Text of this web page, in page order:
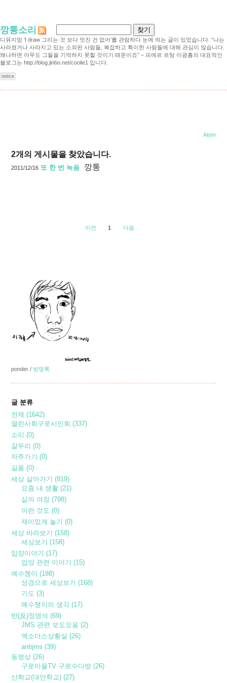
깡통소리
디뮤지엄 ‘I draw 그리는 것 보다 멋진 건 없어’를 관람하다 눈에 띄는 글이 있었습니다. “나는
사라졌거나 사라지고 있는 소외된 사람들, 복잡하고 특이한 사람들에 대해 관심이 많습니다.
왜냐하면 아무도 그들을 기억하지 못할 것이기 때문이죠” – 피에르 르탕 이광흠의 대표적인
블로그는 http://blog.jinbo.net/coolie1 입니다.
notice
Atom
2개의 게시물을 찾았습니다.
2011/12/16 또 한 번 녹음 깡통
이전 1 다음
ponder / 방명록
글 분류
전체(1642)
열린사회구로시민회(337)
소리(0)
갈무리(0)
자주가기(0)
길품(0)
세상 살아가기(819)
요즘 내 생활(21)
삶의 여정(798)
이런 것도(0)
재미있게 놀기(0)
세상 바라보기(158)
세상보기(158)
입양이야기(17)
입양 관련 이야기(15)
예수쟁이(188)
성경으로 세상보기(168)
기도(3)
예수쟁이의 생각(17)
반(反)정명석(69)
JMS 관련 보도모음(2)
엑소더스상황실(26)
antijms(39)
동영상(26)
구로마을TV 구로수다방(26)
산학교(대안학교)(27)